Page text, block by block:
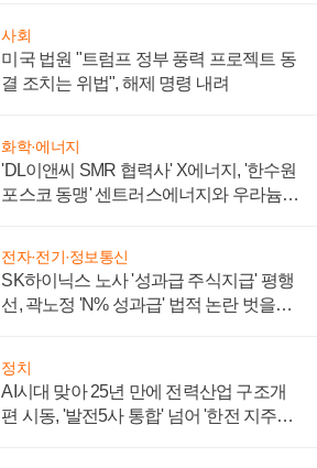
사회
미국 법원 "트럼프 정부 풍력 프로젝트 동
결 조치는 위법", 해제 명령 내려
화학·에너지
'DL이앤씨 SMR 협력사' X에너지, '한수원
포스코 동맹' 센트러스에너지와 우라늄
전자·전기·정보통신
SK하이닉스 노사 '성과급 주식지급' 평행
선, 곽노정 'N% 성과급' 법적 논란 벗을지
정치
AI시대 맞아 25년 만에 전력산업 구조개
편 시동, '발전5사 통합' 넘어 '한전 지주사'